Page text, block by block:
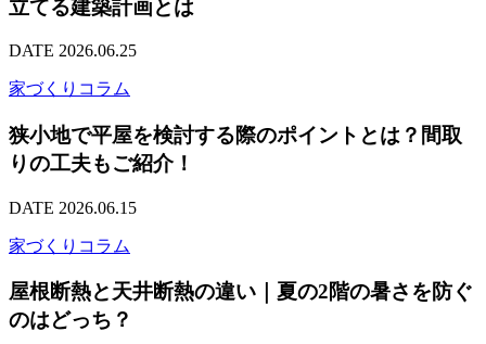
立てる建築計画とは
DATE 2026.06.25
家づくりコラム
狭小地で平屋を検討する際のポイントとは？間取
りの工夫もご紹介！
DATE 2026.06.15
家づくりコラム
屋根断熱と天井断熱の違い｜夏の2階の暑さを防ぐ
のはどっち？